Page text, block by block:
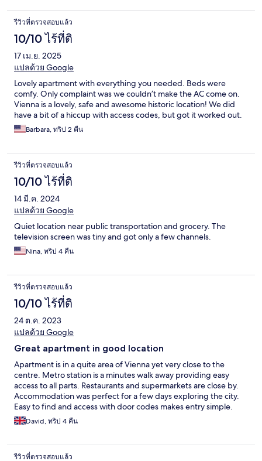
รีวิวที่ตรวจสอบแล้ว
10/10 ไร้ที่ติ
17 เม.ย. 2025
แปลด้วย Google
Lovely apartment with everything you needed. Beds were
comfy. Only complaint was we couldn’t make the AC come on.
Vienna is a lovely, safe and awesome historic location! We did
have a bit of a hiccup with access codes, but got it worked out.
Barbara, ทริป 2 คืน
รีวิวที่ตรวจสอบแล้ว
10/10 ไร้ที่ติ
14 มี.ค. 2024
แปลด้วย Google
Quiet location near public transportation and grocery. The
television screen was tiny and got only a few channels.
Nina, ทริป 4 คืน
รีวิวที่ตรวจสอบแล้ว
10/10 ไร้ที่ติ
24 ต.ค. 2023
แปลด้วย Google
Great apartment in good location
Apartment is in a quite area of Vienna yet very close to the
centre. Metro station is a minutes walk away providing easy
access to all parts. Restaurants and supermarkets are close by.
Accommodation was perfect for a few days exploring the city.
Easy to find and access with door codes makes entry simple.
The owners also provide lockers for left luggage which was
greatly appreciated. Overall a very clean, tidy and comfortable
David, ทริป 4 คืน
รีวิวที่ตรวจสอบแล้ว